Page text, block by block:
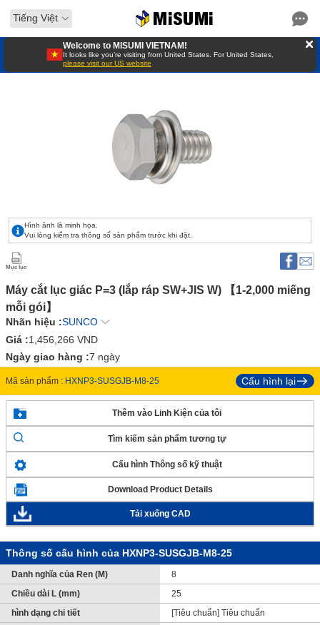
Tiếng Việt
Welcome to MISUMI VIETNAM!
It looks like you’re visiting from United States. For United States,
please visit our US website
Hình ảnh là minh họa.
Vui lòng kiểm tra thông số sản phẩm trước khi đặt.
Mục lục
Máy cắt lục giác P=3 (lắp ráp SW+JIS W) 【1-2,000 miếng
mỗi gói】
Nhãn hiệu :SUNCO
Giá :1,456,266 VND
Ngày giao hàng :7 ngày
Mã sản phẩm : HXNP3-SUSGJB-M8-25 Cấu hình lại
Thêm vào Linh Kiện của tôi
Tìm kiếm sản phẩm tương tự
Cấu hình Thông số kỹ thuật
Download Product Details
Tải xuống CAD
Thông số cấu hình của HXNP3-SUSGJB-M8-25
Danh nghĩa của Ren (M)
8
Chiều dài L (mm)
25
hình dạng chi tiết
[Tiêu chuẩn] Tiêu chuẩn